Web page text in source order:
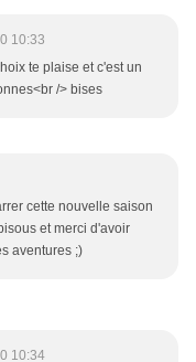
10:33
te plaise et c'est un
/> bises
cette nouvelle saison
et merci d'avoir
aventures ;)
10:34